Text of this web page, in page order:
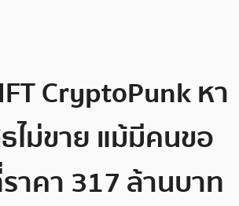
CryptoPunk หา
ไม่ขาย แม้มีคนขอ
าคา 317 ล้านบาท